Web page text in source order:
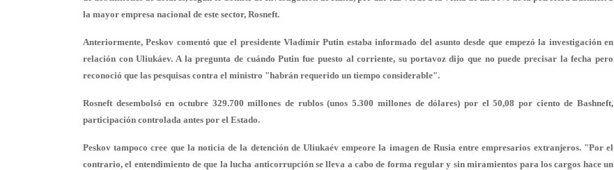
la mayor empresa nacional de este sector, Rosneft.
Anteriormente, Peskov comentó que el presidente Vladímir Putin estaba informado del asunto desde que empezó la investigación en
relación con Uliukáev. A la pregunta de cuándo Putin fue puesto al corriente, su portavoz dijo que no puede precisar la fecha pero
reconoció que las pesquisas contra el ministro "habrán requerido un tiempo considerable".
Rosneft desembolsó en octubre 329.700 millones de rublos (unos 5.300 millones de dólares) por el 50,08 por ciento de Bashneft,
participación controlada antes por el Estado.
Peskov tampoco cree que la noticia de la detención de Uliukaév empeore la imagen de Rusia entre empresarios extranjeros. "Por el
contrario, el entendimiento de que la lucha anticorrupción se lleva a cabo de forma regular y sin miramientos para los cargos hace un